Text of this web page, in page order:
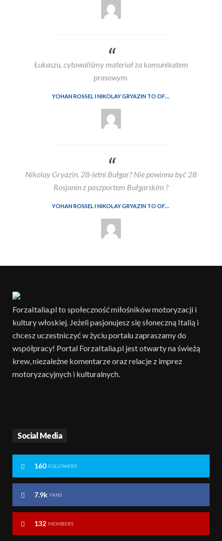
Łukaszu, cytowaliśmy materiał za komunikatem
prasowym.
YOHAN ROSSEL I NIKOLAY GRYAZIN TO OFICJALNI KIEROWCY LANCIA CORSE HF W WRC2 W 2026
Nikolay Gryazin. 28-letni Bułgar? Nie powinna być 28
Rosjanin z paszportem Bułgarskim ?
YOHAN ROSSEL I NIKOLAY GRYAZIN TO OFICJALNI KIEROWCY LANCIA CORSE HF W WRC2 W 2026
ForzaItalia.pl to społeczność miłośników motoryzacji i
kultury włoskiej. Jeżeli pasjonujesz się słoneczną Italią i
chcesz uczestniczyć w życiu portalu zapraszamy do
współpracy! Portal ForzaItalia.pl jest otwarty na świeżą
krew, niezależne komentarze oraz relacje z imprez
motoryzacyjnych i kulturalnych.
Social Media
160 FOLLOWERS
7.9k FANS
132 MEMBERS